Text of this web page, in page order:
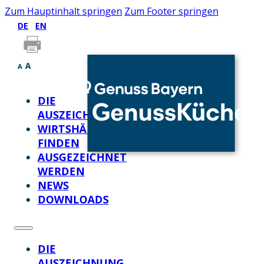
Zum Hauptinhalt springen Zum Footer springen
DE EN
A A
DIE
AUSZEICHNUNG
WIRTSHÄUSER
FINDEN
AUSGEZEICHNET
WERDEN
NEWS
DOWNLOADS
DIE